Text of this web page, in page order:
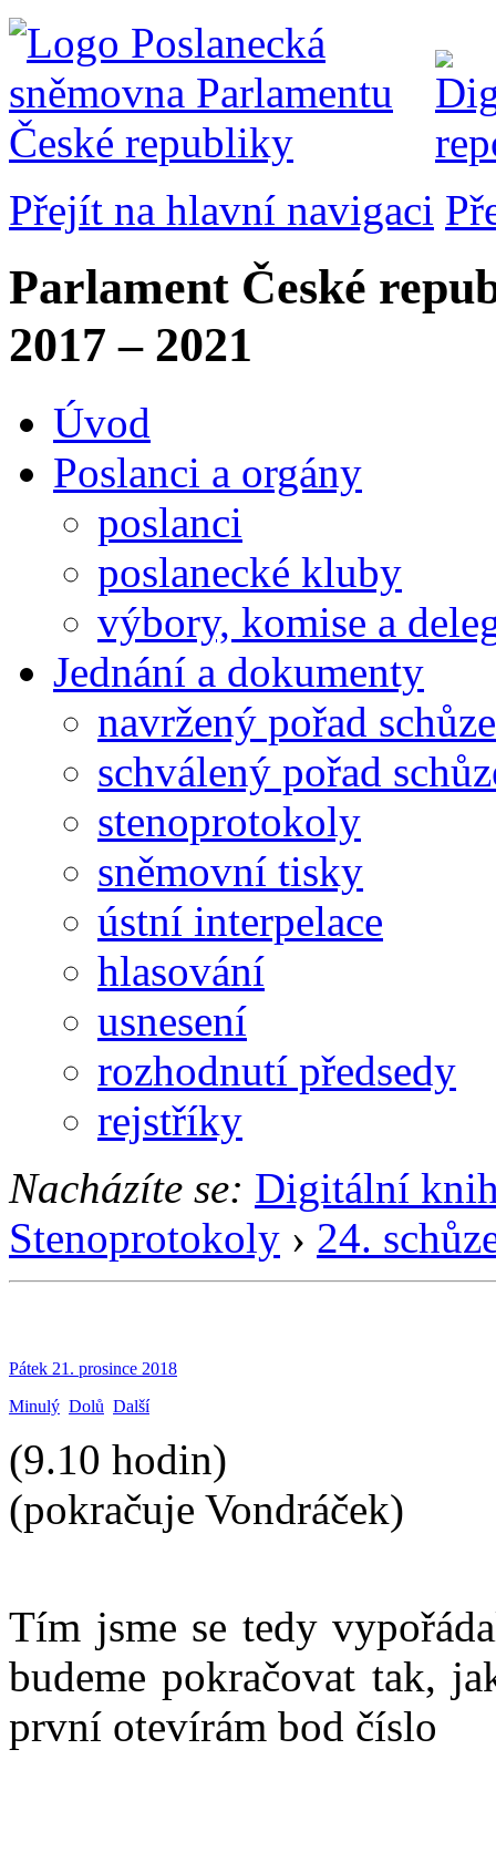
Přejít na hlavní navigaci
Parlament České
2017 – 2021
Úvod
Poslanci a orgány
poslanci
poslanecké kluby
výbory, komise a
Jednání a dokumenty
navržený pořad schůze
schválený pořad
stenoprotokoly
sněmovní tisky
ústní interpelace
hlasování
usnesení
rozhodnutí předsedy
rejstříky
Nacházíte se: Digitální
Stenoprotokoly › 24.
Pátek 21. prosince 2018
Minulý Dolů Další
(9.10 hodin)
(pokračuje Vondráček)
Tím jsme se tedy
budeme pokračovat tak,
první otevírám bod číslo